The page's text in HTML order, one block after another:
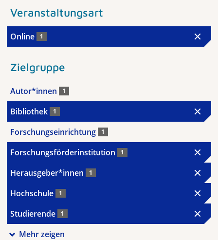
Veranstaltungsart
Online 1
Zielgruppe
Autor*innen 1
Bibliothek 1
Forschungseinrichtung 1
Forschungsförderinstitution 1
Herausgeber*innen 1
Hochschule 1
Studierende 1
Mehr zeigen